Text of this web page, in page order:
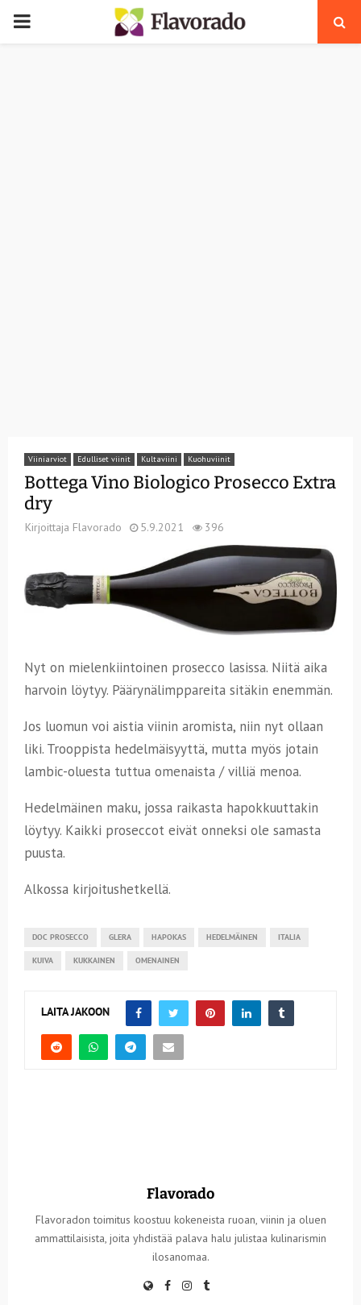
PRIMARY
Viiniarviot Edulliset viinit Kultaviini Kuohuviinit
Bottega Vino Biologico Prosecco Extra
dry
Kirjoittaja Flavorado 5.9.2021 396
Nyt on mielenkiintoinen prosecco lasissa. Niitä aika
harvoin löytyy. Päärynälimppareita sitäkin enemmän.
Jos luomun voi aistia viinin aromista, niin nyt ollaan
liki. Trooppista hedelmäisyyttä, mutta myös jotain
lambic-oluesta tuttua omenaista / villiä menoa.
Hedelmäinen maku, jossa raikasta hapokkuuttakin
löytyy. Kaikki proseccot eivät onneksi ole samasta
puusta.
Alkossa kirjoitushetkellä.
DOC PROSECCO GLERA HAPOKAS HEDELMÄINEN ITALIA
KUIVA KUKKAINEN OMENAINEN
LAITA JAKOON
Flavorado
Flavoradon toimitus koostuu kokeneista ruoan, viinin ja oluen
ammattilaisista, joita yhdistää palava halu julistaa kulinarismin
ilosanomaa.